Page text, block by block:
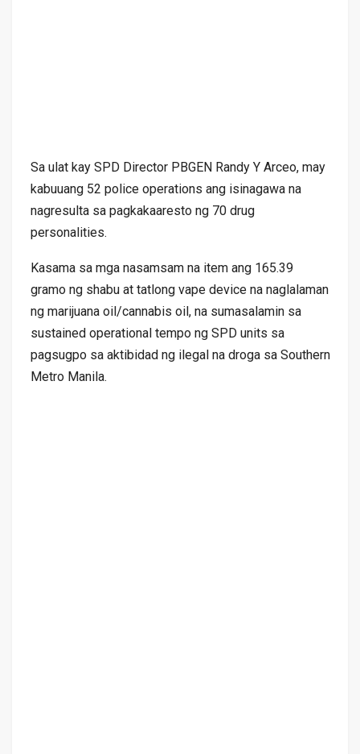
Sa ulat kay SPD Director PBGEN Randy Y Arceo, may
kabuuang 52 police operations ang isinagawa na
nagresulta sa pagkakaaresto ng 70 drug
personalities.
Kasama sa mga nasamsam na item ang 165.39
gramo ng shabu at tatlong vape device na naglalaman
ng marijuana oil/cannabis oil, na sumasalamin sa
sustained operational tempo ng SPD units sa
pagsugpo sa aktibidad ng ilegal na droga sa Southern
Metro Manila.